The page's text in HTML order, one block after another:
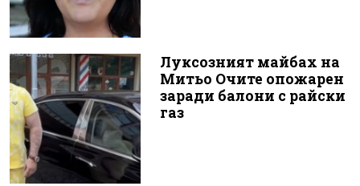
Луксозният майбах на
Митьо Очите опожарен
заради балони с райски
газ